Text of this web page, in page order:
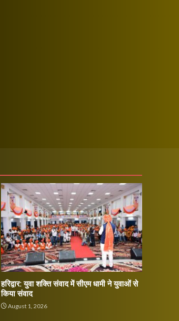
हरिद्वार: युवा शक्ति संवाद में सीएम धामी ने युवाओं से
किया संवाद
August 1, 2026